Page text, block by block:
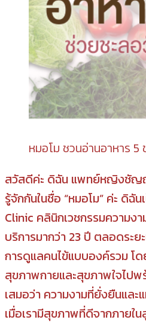
หมอโม ชวนอ่านอาหาร
สวัสดีค่ะ ดิฉัน แพทย์หญิงชัญ
รู้จักกันในชื่อ “หมอโม” ค่ะ ดิฉั
Clinic คลินิกเวชกรรมความงา
บริการมากว่า 23 ปี ตลอดระย
การดูแลคนไข้แบบองค์รวม โ
สุขภาพกายและสุขภาพใจไปพ
เสมอว่า ความงามที่ยั่งยืนและ
เมื่อเรามีสุขภาพที่ดีจากภายใ